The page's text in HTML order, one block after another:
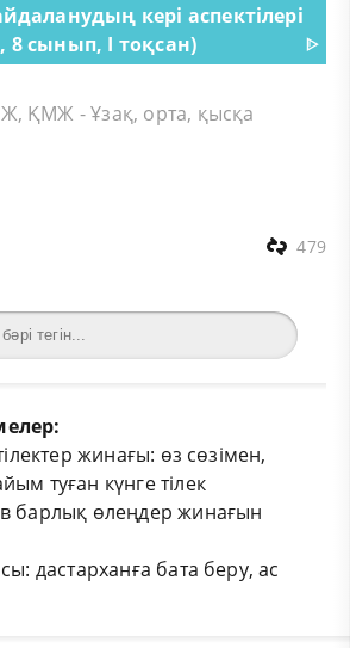
кері аспектілері
сынып, I тоқсан)
ᐈ
ҚМЖ - Ұзақ, орта, қысқа
479
жинағы: өз сөзімен,
туған күнге тілек
барлық өлеңдер жинағын
дастарханға бата беру, ас